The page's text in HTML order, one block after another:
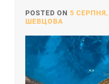
POSTED ON 5 СЕРПНЯ,
ШЕВЦОВА